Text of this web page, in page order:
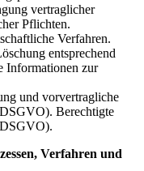
vertraglicher
Pflichten.
Verfahren.
entsprechend
Informationen zur
und vorvertragliche
Berechtigte
Verfahren und